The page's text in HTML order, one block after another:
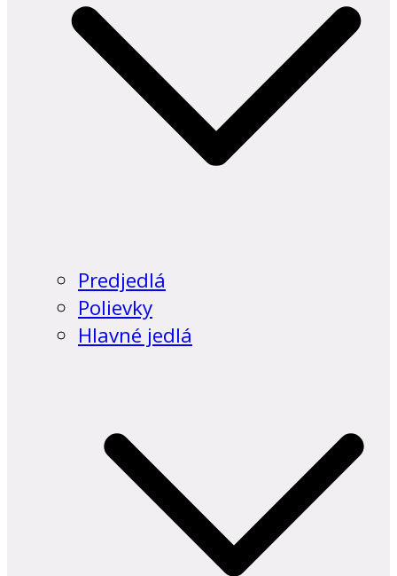
Predjedlá
Polievky
Hlavné jedlá